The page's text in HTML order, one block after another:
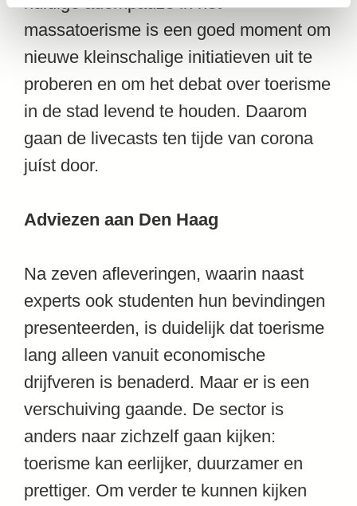
massatoerisme is een goed moment om
nieuwe kleinschalige initiatieven uit te
proberen en om het debat over toerisme
in de stad levend te houden. Daarom
gaan de livecasts ten tijde van corona
juíst door.
Adviezen aan Den Haag
Na zeven afleveringen, waarin naast
experts ook studenten hun bevindingen
presenteerden, is duidelijk dat toerisme
lang alleen vanuit economische
drijfveren is benaderd. Maar er is een
verschuiving gaande. De sector is
anders naar zichzelf gaan kijken:
toerisme kan eerlijker, duurzamer en
prettiger. Om verder te kunnen kijken